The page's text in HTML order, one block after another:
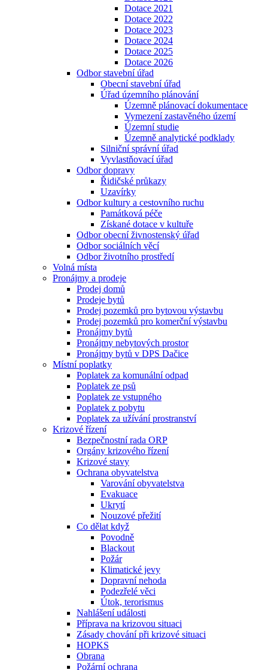
Dotace 2021
Dotace 2022
Dotace 2023
Dotace 2024
Dotace 2025
Dotace 2026
Odbor stavební úřad
Obecní stavební úřad
Úřad územního plánování
Územně plánovací dokumentace
Vymezení zastavěného území
Územní studie
Územně analytické podklady
Silniční správní úřad
Vyvlastňovací úřad
Odbor dopravy
Řidičské průkazy
Uzavírky
Odbor kultury a cestovního ruchu
Památková péče
Získané dotace v kultuře
Odbor obecní živnostenský úřad
Odbor sociálních věcí
Odbor životního prostředí
Volná místa
Pronájmy a prodeje
Prodej domů
Prodeje bytů
Prodej pozemků pro bytovou výstavbu
Prodej pozemků pro komerční výstavbu
Pronájmy bytů
Pronájmy nebytových prostor
Pronájmy bytů v DPS Dačice
Místní poplatky
Poplatek za komunální odpad
Poplatek ze psů
Poplatek ze vstupného
Poplatek z pobytu
Poplatek za užívání prostranství
Krizové řízení
Bezpečnostní rada ORP
Orgány krizového řízení
Krizové stavy
Ochrana obyvatelstva
Varování obyvatelstva
Evakuace
Ukrytí
Nouzové přežití
Co dělat když
Povodně
Blackout
Požár
Klimatické jevy
Dopravní nehoda
Podezřelé věci
Útok, terorismus
Nahlášení události
Příprava na krizovou situaci
Zásady chování při krizové situaci
HOPKS
Obrana
Požární ochrana